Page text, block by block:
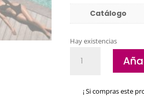
Catálogo
Hay existencias
Solar
Intensiva
¡ Si compras este